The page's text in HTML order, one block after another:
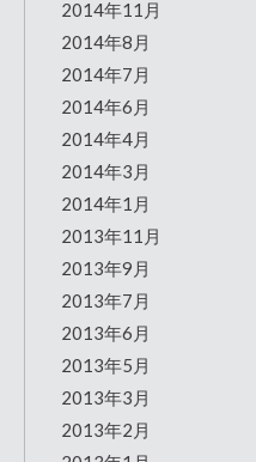
2014年11月
2014年8月
2014年7月
2014年6月
2014年4月
2014年3月
2014年1月
2013年11月
2013年9月
2013年7月
2013年6月
2013年5月
2013年3月
2013年2月